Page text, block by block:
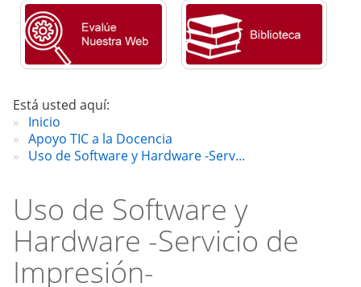
Está usted aquí:
Inicio
Apoyo TIC a la Docencia
Uso de Software y Hardware -Serv...
Uso de Software y
Hardware -Servicio de
Impresión-